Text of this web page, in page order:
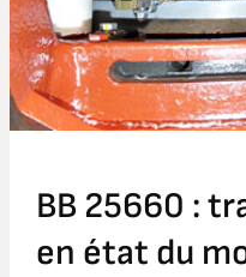
BB 25660 :
en état du
moteur
de
traction
2